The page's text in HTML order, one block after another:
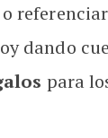
dando
para